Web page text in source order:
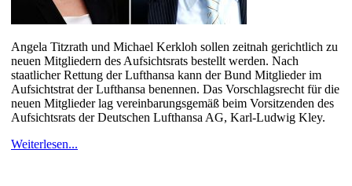
Angela Titzrath und Michael Kerkloh sollen zeitnah gerichtlich zu
neuen Mitgliedern des Aufsichtsrats bestellt werden. Nach
staatlicher Rettung der Lufthansa kann der Bund Mitglieder im
Aufsichtstrat der Lufthansa benennen. Das Vorschlagsrecht für die
neuen Mitglieder lag vereinbarungsgemäß beim Vorsitzenden des
Aufsichtsrats der Deutschen Lufthansa AG, Karl-Ludwig Kley.
Weiterlesen...